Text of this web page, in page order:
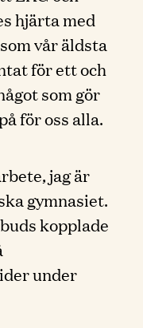
hjärta med
vår äldsta
för ett och
som gör
för oss alla.
jag är
gymnasiet.
kopplade
under